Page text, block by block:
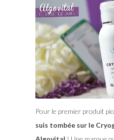
Pour le premier produit
suis tombée sur le